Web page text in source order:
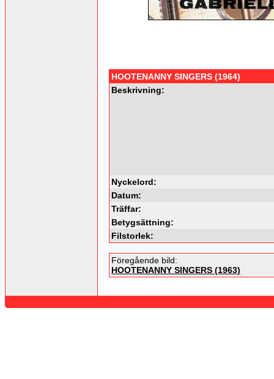
HOOTENANNY SINGERS (1964)
Beskrivning:
Nyckelord:
Datum:
Träffar:
Betygsättning:
Filstorlek:
Föregående bild:
HOOTENANNY SINGERS (1963)